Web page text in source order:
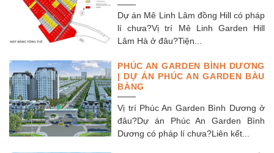
Dự án Mê Linh Lâm đồng Hill có pháp
lí chưa?Vị trí Mê Linh Garden Hill
Lâm Hà ở đâu?Tiện...
PHÚC AN GARDEN BÌNH DƯƠNG
| DỰ ÁN PHÚC AN GARDEN BÀU
BÀNG
Vị trí Phúc An Garden Bình Dương ở
đâu?Dự án Phúc An Garden Bình
Dương có pháp lí chưa?Liên kết...